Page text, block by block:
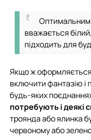
Оптимальним
вважається
підходить для
Якщо ж
включити фантазію і
будь-яких
потребують і деякі
троянда або ялинка
червоному або